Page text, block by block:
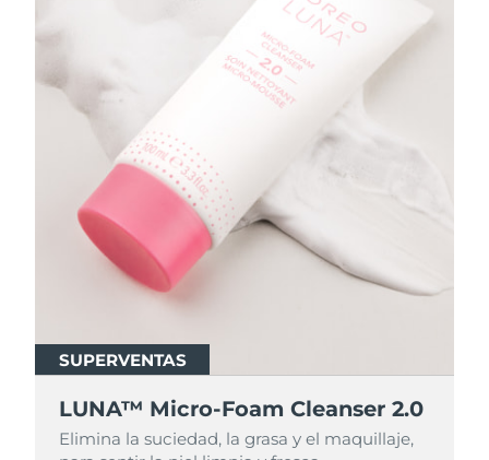
SUPERVENTAS
LUNA™ Micro-Foam Cleanser 2.0
Elimina la suciedad, la grasa y el maquillaje,
SUPERVENTAS
LUNA™ Micro-Foam Cleanser 2.0
Elimina la suciedad, la grasa y el maquillaje,